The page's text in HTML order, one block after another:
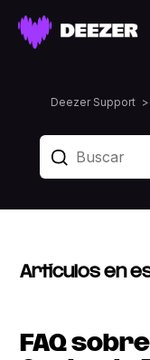
Deezer Support
Artículos en
FAQ